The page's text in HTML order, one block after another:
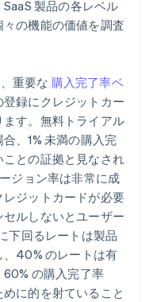
製品の各レベル
の機能の価値を調査
重要な 購入完了率ベ
録にクレジットカー
ます。無料トライアル
、1% 未満の購入完
との証拠と見なされ
ジョン率は非常に成
ジットカードが必要
ルしないとユーザー
下回るレートは製品
40% のレートは有
の購入完了率
に的を射ていること